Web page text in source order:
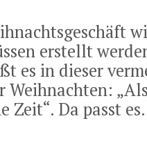
erstellt
es in dieser
Weihnachten:
Zeit“. Da passt